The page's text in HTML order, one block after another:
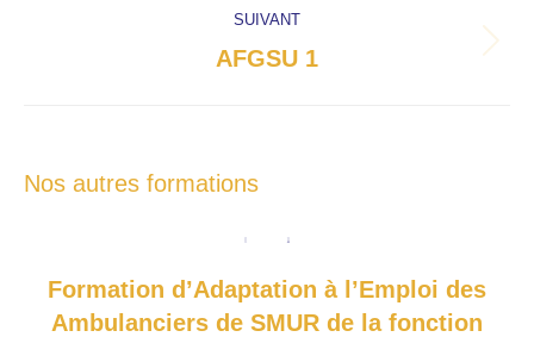
SUIVANT
Projets
AFGSU 1
Nos autres formations
Formation d’Adaptation à l’Emploi des
Ambulanciers de SMUR de la fonction